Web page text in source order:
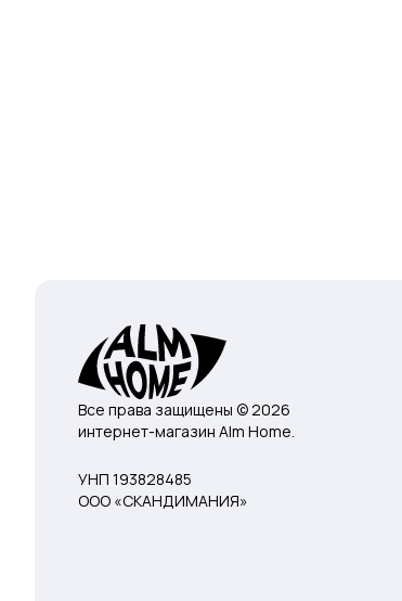
Все права защищены © 2026
интернет-магазин Alm Home.
УНП 193828485
ООО «СКАНДИМАНИЯ»